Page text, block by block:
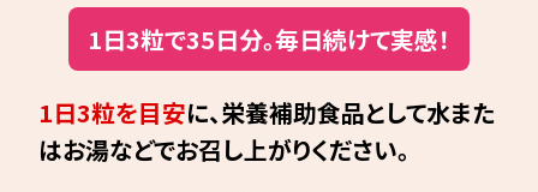
1日3粒で35日分。毎日続けて実感！
1日3粒を目安に、栄養補助食品として水また
はお湯などでお召し上がりください。